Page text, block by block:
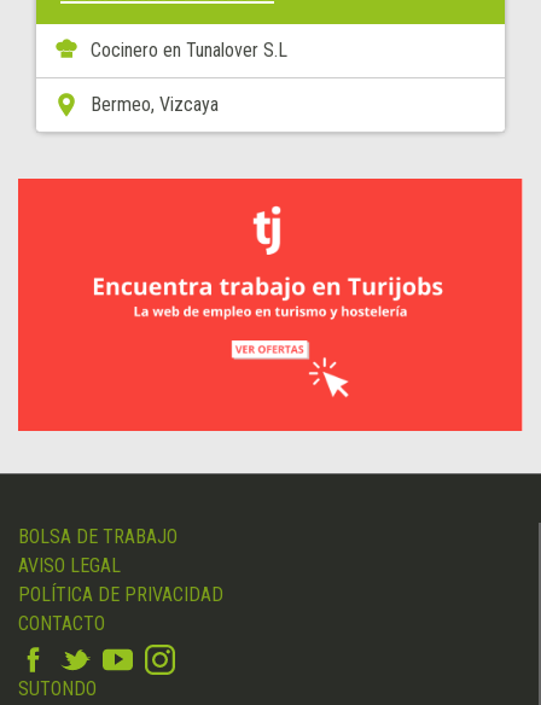
Cocinero en Tunalover S.L
Bermeo, Vizcaya
BOLSA DE TRABAJO
AVISO LEGAL
POLÍTICA DE PRIVACIDAD
CONTACTO
SUTONDO